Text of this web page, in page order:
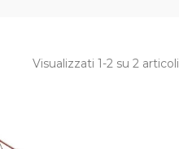
Visualizzati 1-2 su 2 articoli